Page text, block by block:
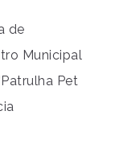
de
Municipal
Pet